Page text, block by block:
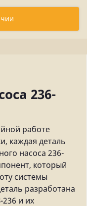
236-
работе
каждая деталь
насоса 236-
который
системы
разработана
и их